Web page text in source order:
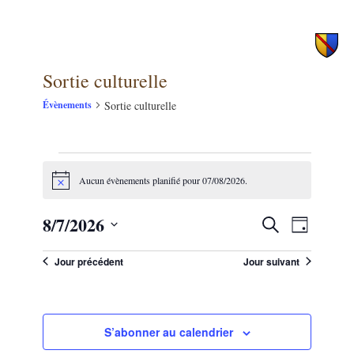
Sortie culturelle
Évènements Sortie culturelle
forNotice Aucun évènements planifié pour 07/08/2026.
Recherche
et
navigation
vues
Recherche
DE
VUES
Jour
8/7/2026
uneJour précédent Jour suivant
S’abonner au calendrier